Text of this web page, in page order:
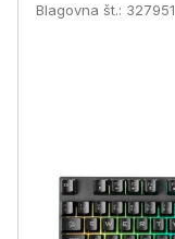
Blagovna št.: 327951